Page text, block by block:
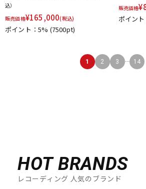
込）
販売価格¥165,000(税込)
ポイント：5% (7500pt)
販売価格¥
ポイン
1 2 3 ... 14
HOT BRANDS
レコーディング 人気のブランド